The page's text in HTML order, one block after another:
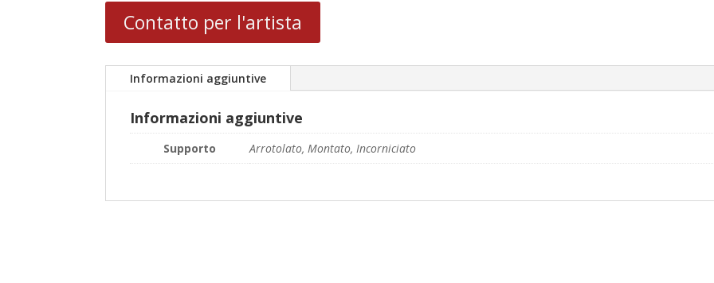
Contatto per l'artista
Informazioni aggiuntive
Informazioni aggiuntive
Supporto Arrotolato, Montato, Incorniciato